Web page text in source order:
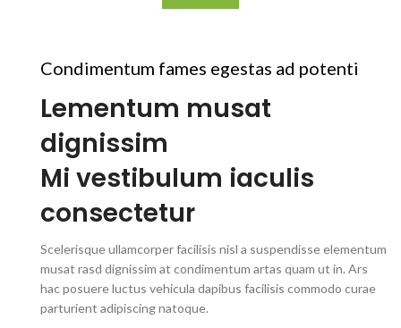
Condimentum fames egestas ad potenti
Lementum musat
dignissim
Mi vestibulum iaculis
consectetur
Scelerisque ullamcorper facilisis nisl a suspendisse elementum
musat rasd dignissim at condimentum artas quam ut in. Ars
hac posuere luctus vehicula dapibus facilisis commodo curae
parturient adipiscing natoque.